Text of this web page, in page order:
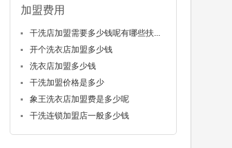
加盟费用
干洗店加盟需要多少钱呢有哪些扶...
开个洗衣店加盟多少钱
洗衣店加盟多少钱
干洗加盟价格是多少
象王洗衣店加盟费是多少呢
干洗连锁加盟店一般多少钱